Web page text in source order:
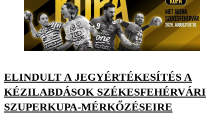
ELINDULT A JEGYÉRTÉKESÍTÉS A
KÉZILABDÁSOK SZÉKESFEHÉRVÁRI
SZUPERKUPA-MÉRKŐZÉSEIRE